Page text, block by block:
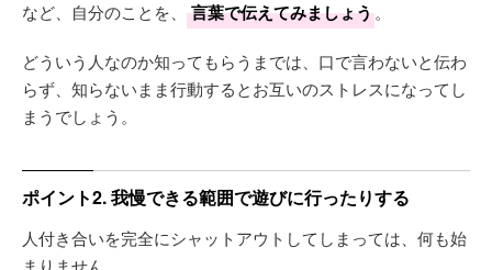
など、自分のことを、 言葉で伝えてみましょう。
どういう人なのか知ってもらうまでは、口で言わないと伝わ
らず、知らないまま行動するとお互いのストレスになってし
まうでしょう。
ポイント2. 我慢できる範囲で遊びに行ったりする
人付き合いを完全にシャットアウトしてしまっては、何も始
まりません。